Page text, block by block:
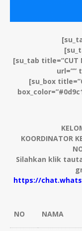
[su_tab title=”CUT
url=””
[su_box
KOORDINATOR
Silahkan klik
https://
NO NAMA